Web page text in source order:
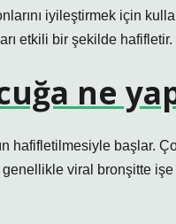
iyileştirmek için
etkili bir şekilde hafifletir.
ne
hafifletilmesiyle başlar.
viral bronşitte